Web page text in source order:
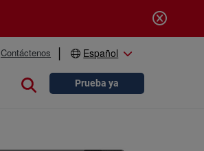
Contáctenos Español
Close searchPrueba ya